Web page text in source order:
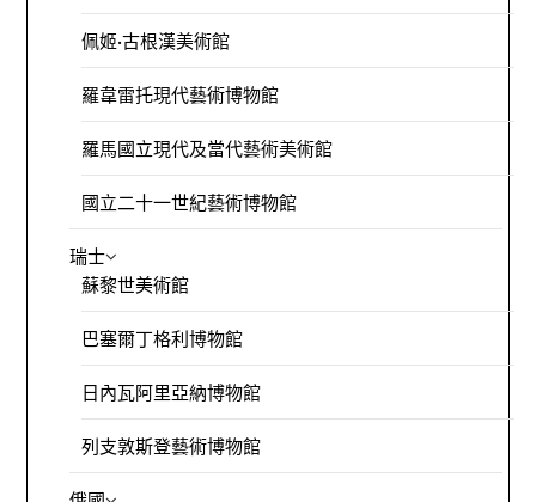
佩姬·古根漢美術館
羅韋雷托現代藝術博物館
羅馬國立現代及當代藝術美術館
國立二十一世紀藝術博物館
瑞士
蘇黎世美術館
巴塞爾丁格利博物館
日內瓦阿里亞納博物館
列支敦斯登藝術博物館